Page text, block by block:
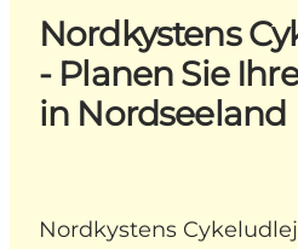
Nordkystens
- Planen Sie
in Nordseeland
Nordkystens